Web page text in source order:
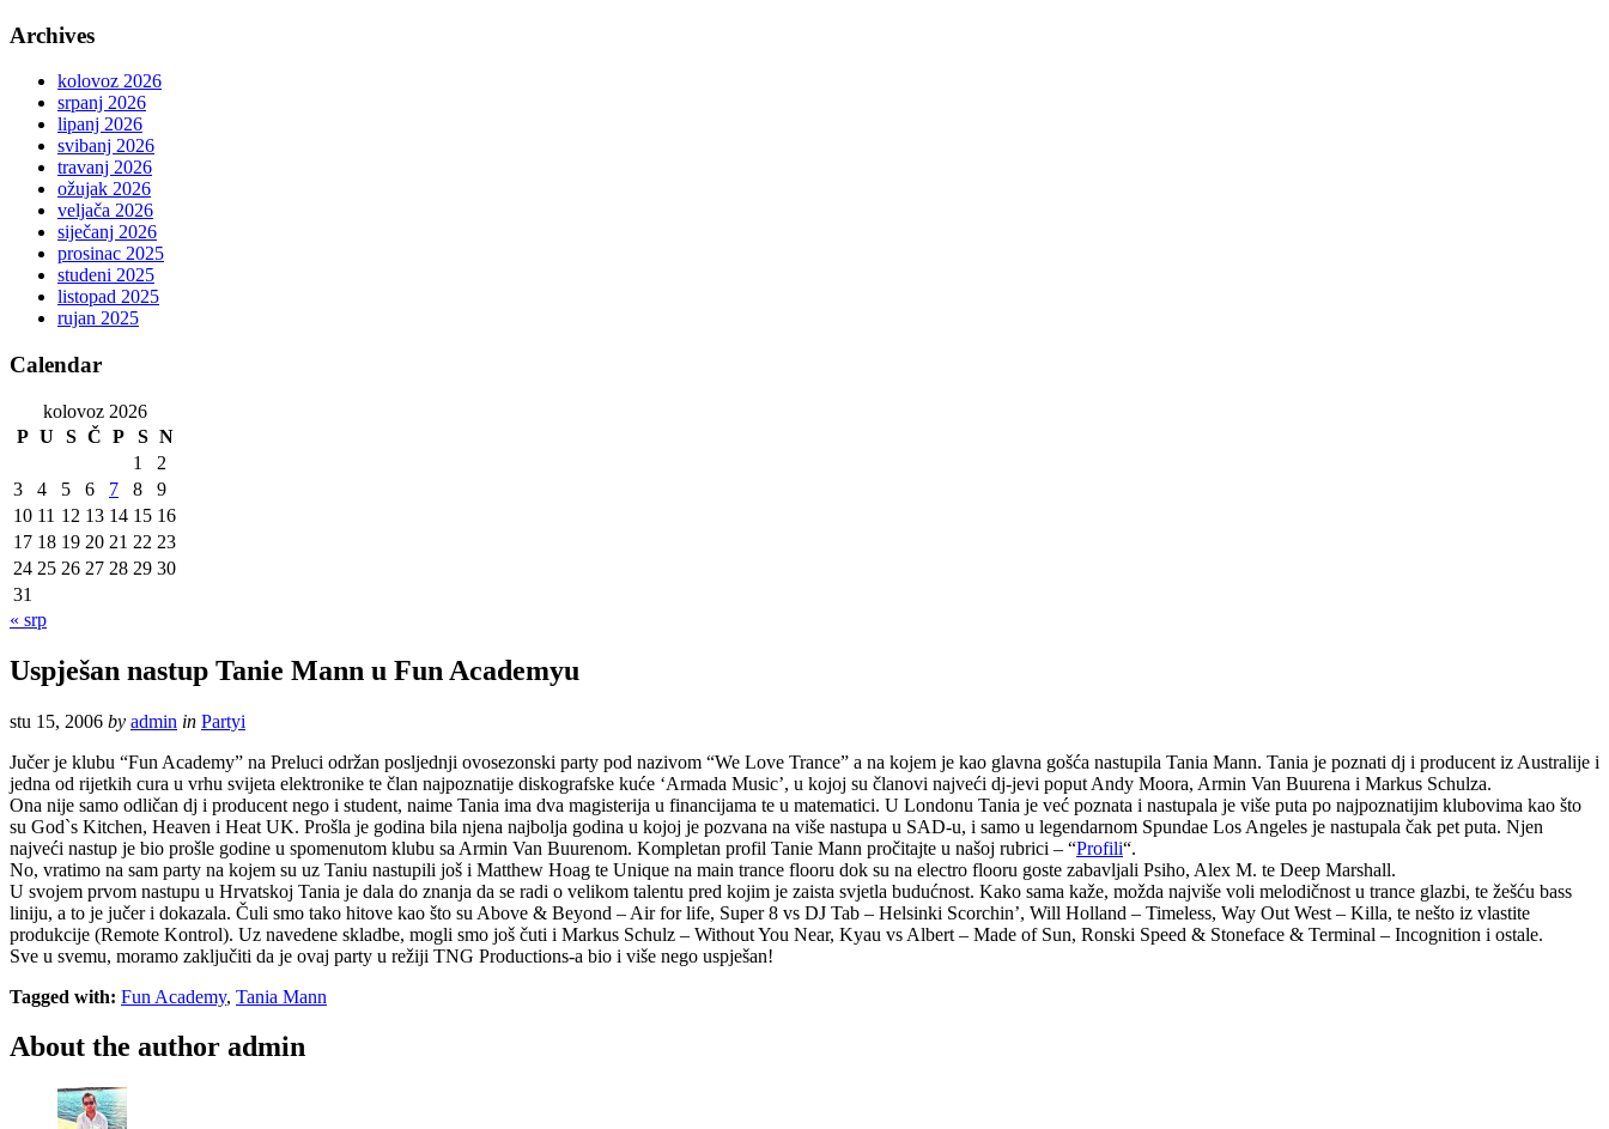
Archives
kolovoz 2026
srpanj 2026
lipanj 2026
svibanj 2026
travanj 2026
ožujak 2026
veljača 2026
siječanj 2026
prosinac 2025
studeni 2025
listopad 2025
rujan 2025
Calendar
kolovoz 2026
P U S Č P S N
1
2
3
4 5 6 7 8
9
10 11 12 13 14 15 16
17 18 19 20 21 22 23
24 25 26 27 28 29 30
31
« srp
Uspješan nastup Tanie Mann u Fun Academyu
stu 15, 2006 by admin in Partyi
Jučer je klubu “Fun Academy” na Preluci održan posljednji ovosezonski party pod nazivom “We Love Trance” a na kojem je kao glavna gošća nastupila Tania Mann. Tania je poznati dj i producent iz Australije i
jedna od rijetkih cura u vrhu svijeta elektronike te član najpoznatije diskografske kuće ‘Armada Music’, u kojoj su članovi najveći dj-jevi poput Andy Moora, Armin Van Buurena i Markus Schulza.
Ona nije samo odličan dj i producent nego i student, naime Tania ima dva magisterija u financijama te u matematici. U Londonu Tania je već poznata i nastupala je više puta po najpoznatijim klubovima kao što
su God`s Kitchen, Heaven i Heat UK. Prošla je godina bila njena najbolja godina u kojoj je pozvana na više nastupa u SAD-u, i samo u legendarnom Spundae Los Angeles je nastupala čak pet puta. Njen
najveći nastup je bio prošle godine u spomenutom klubu sa Armin Van Buurenom. Kompletan profil Tanie Mann pročitajte u našoj rubrici – “Profili“.
No, vratimo na sam party na kojem su uz Taniu nastupili još i Matthew Hoag te Unique na main trance flooru dok su na electro flooru goste zabavljali Psiho, Alex M. te Deep Marshall.
U svojem prvom nastupu u Hrvatskoj Tania je dala do znanja da se radi o velikom talentu pred kojim je zaista svjetla budućnost. Kako sama kaže, možda najviše voli melodičnost u trance glazbi, te žešću bass
liniju, a to je jučer i dokazala. Čuli smo tako hitove kao što su Above & Beyond – Air for life, Super 8 vs DJ Tab – Helsinki Scorchin’, Will Holland – Timeless, Way Out West – Killa, te nešto iz vlastite
produkcije (Remote Kontrol). Uz navedene skladbe, mogli smo još čuti i Markus Schulz – Without You Near, Kyau vs Albert – Made of Sun, Ronski Speed & Stoneface & Terminal – Incognition i ostale.
Sve u svemu, moramo zaključiti da je ovaj party u režiji TNG Productions-a bio i više nego uspješan!
Tagged with: Fun Academy, Tania Mann
About the author admin